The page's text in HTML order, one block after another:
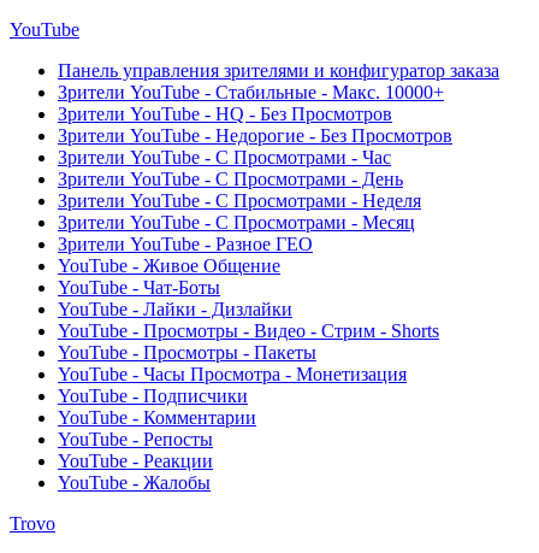
YouTube
Панель управления зрителями и конфигуратор заказа
Зрители YouTube - Стабильные - Макс. 10000+
Зрители YouTube - HQ - Без Просмотров
Зрители YouTube - Недорогие - Без Просмотров
Зрители YouTube - С Просмотрами - Час
Зрители YouTube - С Просмотрами - День
Зрители YouTube - С Просмотрами - Неделя
Зрители YouTube - С Просмотрами - Месяц
Зрители YouTube - Разное ГЕО
YouTube - Живое Общение
YouTube - Чат-Боты
YouTube - Лайки - Дизлайки
YouTube - Просмотры - Видео - Стрим - Shorts
YouTube - Просмотры - Пакеты
YouTube - Часы Просмотра - Монетизация
YouTube - Подписчики
YouTube - Комментарии
YouTube - Репосты
YouTube - Реакции
YouTube - Жалобы
Trovo